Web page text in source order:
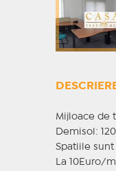
Mijloace de
Demisol:
Spatiile
La 10Euro/